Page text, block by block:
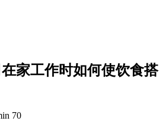
家工作时如何使饮食搭
70